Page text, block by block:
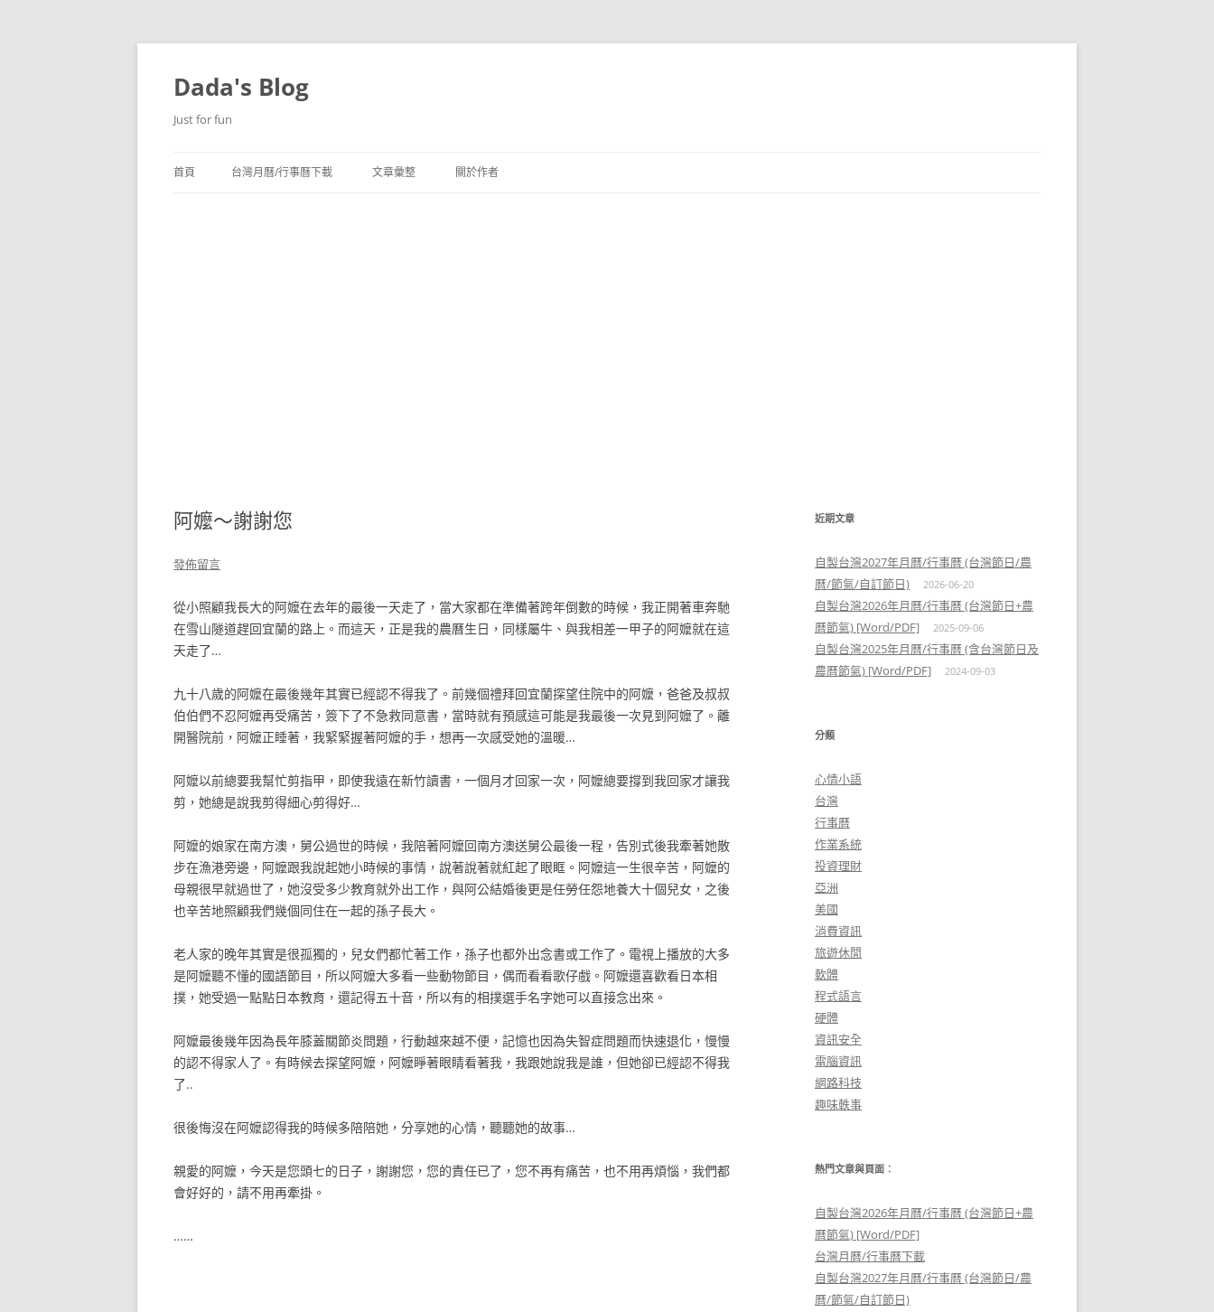
跳
要
內
容
Dada's Blog
Just for fun
首頁 台灣月曆/行事曆下載 文章彙整 關於作者
阿嬤～謝謝您
發佈留言
從小照顧我長大的阿嬤在去年的最後一天走了，當大家都在準備著跨年倒數的時候，我正開著車奔馳
在雪山隧道趕回宜蘭的路上。而這天，正是我的農曆生日，同樣屬牛、與我相差一甲子的阿嬤就在這
天走了…
九十八歲的阿嬤在最後幾年其實已經認不得我了。前幾個禮拜回宜蘭探望住院中的阿嬤，爸爸及叔叔
伯伯們不忍阿嬤再受痛苦，簽下了不急救同意書，當時就有預感這可能是我最後一次見到阿嬤了。離
開醫院前，阿嬤正睡著，我緊緊握著阿嬤的手，想再一次感受她的溫暖…
阿嬤以前總要我幫忙剪指甲，即使我遠在新竹讀書，一個月才回家一次，阿嬤總要撐到我回家才讓我
剪，她總是說我剪得細心剪得好…
阿嬤的娘家在南方澳，舅公過世的時候，我陪著阿嬤回南方澳送舅公最後一程，告別式後我牽著她散
步在漁港旁邊，阿嬤跟我說起她小時候的事情，說著說著就紅起了眼眶。阿嬤這一生很辛苦，阿嬤的
母親很早就過世了，她沒受多少教育就外出工作，與阿公結婚後更是任勞任怨地養大十個兒女，之後
也辛苦地照顧我們幾個同住在一起的孫子長大。
老人家的晚年其實是很孤獨的，兒女們都忙著工作，孫子也都外出念書或工作了。電視上播放的大多
是阿嬤聽不懂的國語節目，所以阿嬤大多看一些動物節目，偶而看看歌仔戲。阿嬤還喜歡看日本相
撲，她受過一點點日本教育，還記得五十音，所以有的相撲選手名字她可以直接念出來。
阿嬤最後幾年因為長年膝蓋關節炎問題，行動越來越不便，記憶也因為失智症問題而快速退化，慢慢
的認不得家人了。有時候去探望阿嬤，阿嬤睜著眼睛看著我，我跟她說我是誰，但她卻已經認不得我
了..
很後悔沒在阿嬤認得我的時候多陪陪她，分享她的心情，聽聽她的故事…
親愛的阿嬤，今天是您頭七的日子，謝謝您，您的責任已了，您不再有痛苦，也不用再煩惱，我們都
會好好的，請不用再牽掛。
……
近期文章
自製台灣2027年月曆/行事曆 (台灣節日/農
曆/節氣/自訂節日)
2026-06-20
自製台灣2026年月曆/行事曆 (台灣節日+農
曆節氣) [Word/PDF]
2025-09-06
自製台灣2025年月曆/行事曆 (含台灣節日及
農曆節氣) [Word/PDF]
2024-09-03
分類
心情小語
台灣
行事曆
作業系統
投資理財
亞洲
美國
消費資訊
旅遊休閒
軟體
程式語言
硬體
資訊安全
電腦資訊
網路科技
趣味軼事
熱門文章與頁面︰
自製台灣2026年月曆/行事曆 (台灣節日+農
曆節氣) [Word/PDF]
台灣月曆/行事曆下載
自製台灣2027年月曆/行事曆 (台灣節日/農
曆/節氣/自訂節日)